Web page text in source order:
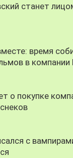
станет
время
в компании
о покупке
с